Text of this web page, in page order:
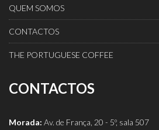
QUEM SOMOS
CONTACTOS
THE PORTUGUESE COFFEE
CONTACTOS
Morada: Av. de França, 20 - 5º, sala 507